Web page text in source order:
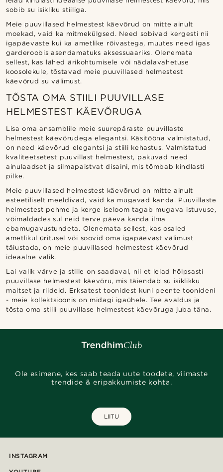
sobib su isikliku stiiliga.
Meie puuvillased helmestest käevõrud on mitte ainult
moekad, vaid ka mitmekülgsed. Need sobivad kergesti nii
igapäevaste kui ka ametlike rõivastega, muutes need igas
garderoobis asendamatuks aksessuaariks. Olenemata
sellest, kas lähed ärikohtumisele või nädalavahetuse
koosolekule, tõstavad meie puuvillased helmestest
käevõrud su välimust.
TÕSTA OMA STIILI PUUVILLASE
HELMESTEST KÄEVÕRUGA
Lisa oma ansamblile meie suurepäraste puuvillaste
helmestest käevõrudega elegantsi. Käsitööna valmistatud,
on need käevõrud elegantsi ja stiili kehastus. Valmistatud
kvaliteetsetest puuvillast helmestest, pakuvad need
ainulaadset ja silmapaistvat disaini, mis tõmbab kindlasti
pilke.
Meie puuvillased helmestest käevõrud on mitte ainult
esteetiliselt meeldivad, vaid ka mugavad kanda. Puuvillaste
helmestest pehme ja kerge iseloom tagab mugava istuvuse,
võimaldades sul neid terve päeva kanda ilma
ebamugavustundeta. Olenemata sellest, kas osaled
ametlikul üritusel või soovid oma igapäevast välimust
täiustada, on meie puuvillased helmestest käevõrud
ideaalne valik.
Lai valik värve ja stiile on saadaval, nii et leiad hõlpsasti
puuvillase helmestest käevõru, mis täiendab su isiklikku
maitset ja riideid. Erksatest toonidest kuni peente toonideni
- meie kollektsioonis on midagi igaühele. Tee avaldus ja
tõsta oma stiili puuvillase helmestest käevõruga juba täna.
Ole esimene, kes saab teada uute toodete, viimaste
trendide & eripakkumiste kohta.
LIITU
INSTAGRAM